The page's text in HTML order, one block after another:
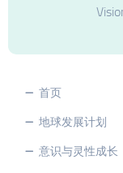
首页
地球发展计划
意识与灵性成长